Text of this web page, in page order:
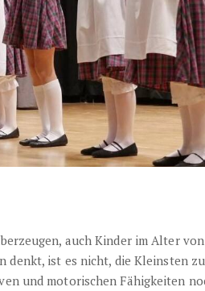
auch Kinder im Alter
denkt, ist es nicht, die Kleinsten zu
und motorischen Fähigkeiten